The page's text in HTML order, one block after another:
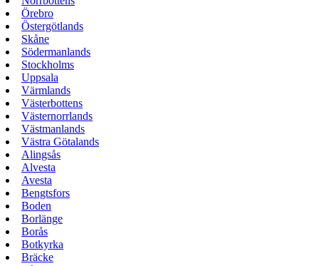
Örebro
Östergötlands
Skåne
Södermanlands
Stockholms
Uppsala
Värmlands
Västerbottens
Västernorrlands
Västmanlands
Västra Götalands
Alingsås
Alvesta
Avesta
Bengtsfors
Boden
Borlänge
Borås
Botkyrka
Bräcke